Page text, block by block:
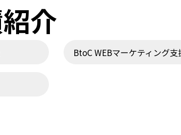
介
BtoC WEBマーケティング支